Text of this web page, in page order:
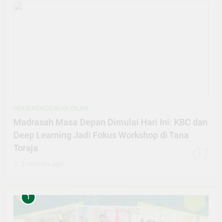
SEKSI PENDIDIKAN ISLAM
Madrasah Masa Depan Dimulai Hari Ini: KBC dan
Deep Learning Jadi Fokus Workshop di Tana
Toraja
1